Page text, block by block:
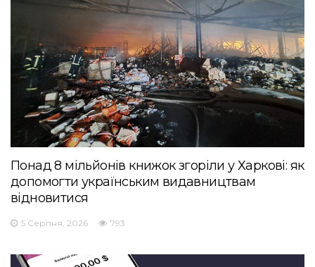
Понад 8 мільйонів книжок згоріли у Харкові: як
допомогти українським видавництвам
відновитися
5 Серпня, 2026 793